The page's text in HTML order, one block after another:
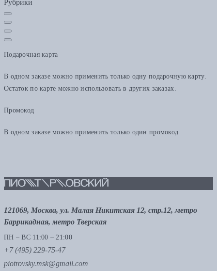
Рубрики
Подарочная карта
В одном заказе можно применить только одну подарочную карту.
Остаток по карте можно использовать в других заказах.
Промокод
В одном заказе можно применить только один промокод
121069, Москва, ул. Малая Никитская 12, стр.12, метро
Баррикадная, метро Тверская
ПН – ВС 11:00 – 21:00
+7 (495) 229-75-47
piotrovsky.msk@gmail.com